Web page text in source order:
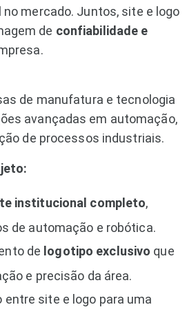
mercado. Juntos, site e logo
de confiabilidade e
de manufatura e tecnologia
avançadas em automação,
de processos industriais.
institucional completo,
de automação e robótica.
de logotipo exclusivo que
e precisão da área.
entre site e logo para uma